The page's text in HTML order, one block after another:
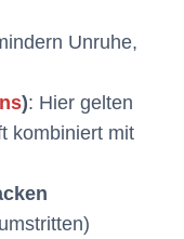
Unruhe,
): Hier gelten
kombiniert mit